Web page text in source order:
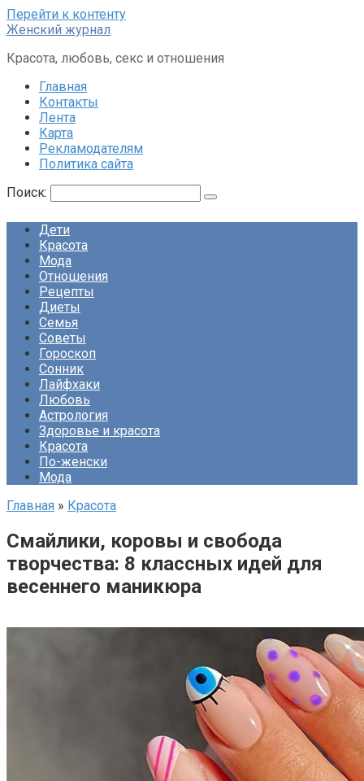
Перейти к контенту
Женский журнал
Красота, любовь, секс и отношения
Главная
Контакты
Лента
Карта
Рекламодателям
Политика сайта
Поиск:
Дети
Красота
Мода
Отношения
Рецепты
Диеты
Семья
Советы
Гороскоп
Сонник
Лайфхаки
Любовь
Астрология
Здоровье и красота
Красота
По-женски
Мода
Главная » Красота
Смайлики, коровы и свобода
творчества: 8 классных идей для
весеннего маникюра